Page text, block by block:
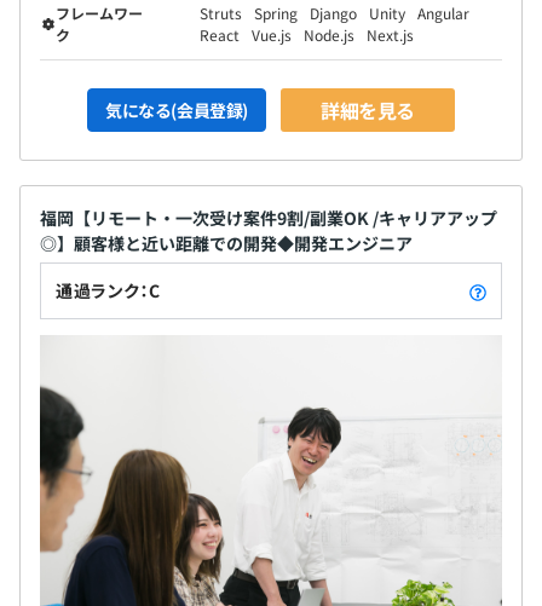
フレームワー
ク
Struts Spring Django Unity Angular
React
Vue.js Node.js Next.js
気になる(会員登録) 詳細を見る
福岡【リモート・一次受け案件9割/副業OK /キャリアアップ
◎】顧客様と近い距離での開発◆開発エンジニア
通過ランク：C